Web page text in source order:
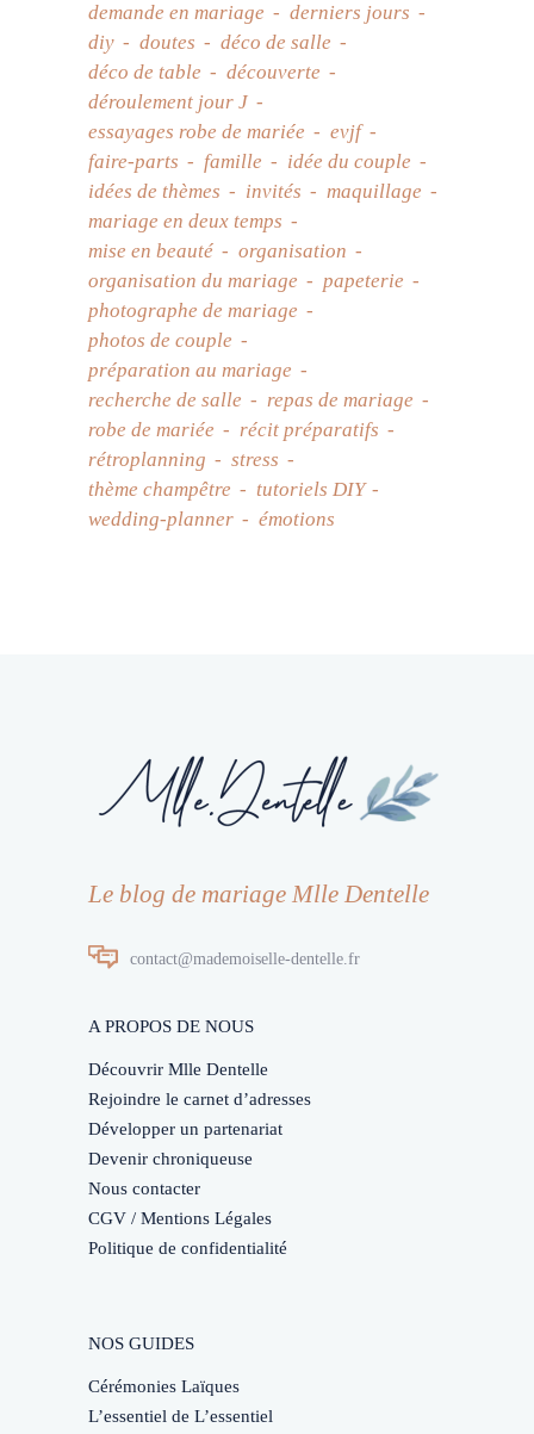
demande en mariage
derniers jours
diy
doutes
déco de salle
déco de table
découverte
déroulement jour J
essayages robe de mariée
evjf
faire-parts
famille
idée du couple
idées de thèmes
invités
maquillage
mariage en deux temps
mise en beauté
organisation
organisation du mariage
papeterie
photographe de mariage
photos de couple
préparation au mariage
recherche de salle
repas de mariage
robe de mariée
récit préparatifs
rétroplanning
stress
thème champêtre
tutoriels DIY
wedding-planner
émotions
Le blog de mariage Mlle Dentelle
contact@mademoiselle-dentelle.fr
A PROPOS DE NOUS
Découvrir Mlle Dentelle
Rejoindre le carnet d’adresses
Développer un partenariat
Devenir chroniqueuse
Nous contacter
CGV / Mentions Légales
Politique de confidentialité
NOS GUIDES
Cérémonies Laïques
L’essentiel de L’essentiel